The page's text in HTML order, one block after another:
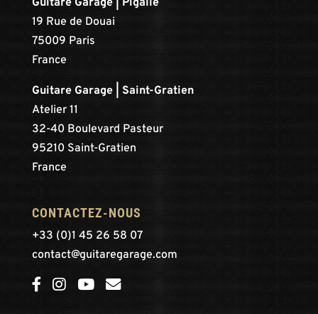
Guitare Garage | Pigalle
19 Rue de Douai
75009 Paris
France
Guitare Garage | Saint-Gratien
Atelier 11
32-40 Boulevard Pasteur
95210 Saint-Gratien
France
CONTACTEZ-NOUS
+33 (0)1 45 26 58 07
contact@guitaregarage.com